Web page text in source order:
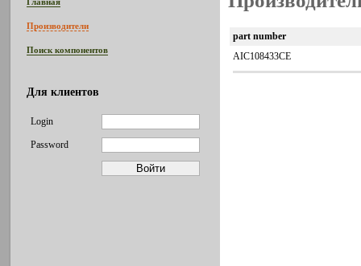
Производители
Поиск компонентов
Для клиентов
Login
Password
part number
AIC108433CE